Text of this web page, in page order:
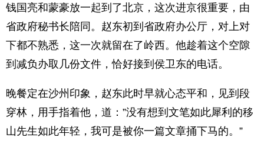
钱国亮和蒙豪放一起到了北京，这次进京很重要，由
省政府秘书长陪同。赵东初到省政府办公厅，对上对
下都不熟悉，这一次就留在了岭西。他趁着这个空隙
到减负办取几份文件，恰好接到侯卫东的电话。
晚餐定在沙州印象，赵东此时早就心态平和，见到段
穿林，用手指着他，道：”没有想到文笔如此犀利的移
山先生如此年轻，我可是被你一篇文章捅下马的。”